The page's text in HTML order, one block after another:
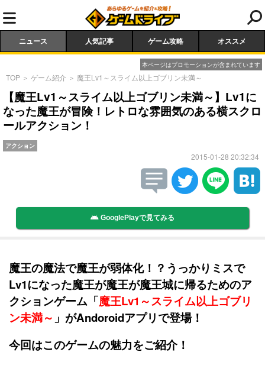
ニュース 人気記事 ゲーム攻略 オススメ
本ページはプロモーションが含まれています
TOP ＞ ゲーム紹介 ＞ 魔王Lv1～スライム以上ゴブリン未満～
【魔王Lv1～スライム以上ゴブリン未満～】Lv1に
なった魔王が冒険！レトロな雰囲気のある横スクロ
ールアクション！
アクション
2015-01-28 20:32:34
GooglePlayで見てみる
魔王の魔法で魔王が弱体化！？うっかりミスで
Lv1になった魔王が魔王が魔王城に帰るためのア
クションゲーム「魔王Lv1～スライム以上ゴブリ
ン未満～ 」がAndoroidアプリで登場！
今回はこのゲームの魅力をご紹介！